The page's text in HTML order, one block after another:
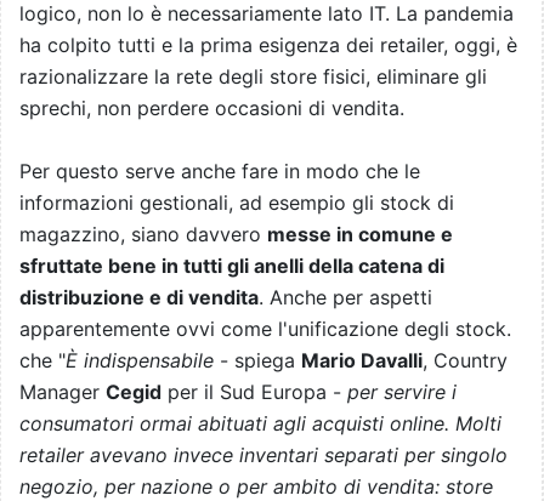
logico, non lo è necessariamente lato IT. La pandemia
ha colpito tutti e la prima esigenza dei retailer, oggi, è
razionalizzare la rete degli store fisici, eliminare gli
sprechi, non perdere occasioni di vendita.
Per questo serve anche fare in modo che le
informazioni gestionali, ad esempio gli stock di
magazzino, siano davvero messe in comune e
sfruttate bene in tutti gli anelli della catena di
distribuzione e di vendita. Anche per aspetti
apparentemente ovvi come l'unificazione degli stock.
che "È indispensabile - spiega Mario Davalli, Country
Manager Cegid per il Sud Europa - per servire i
consumatori ormai abituati agli acquisti online. Molti
retailer avevano invece inventari separati per singolo
negozio, per nazione o per ambito di vendita: store